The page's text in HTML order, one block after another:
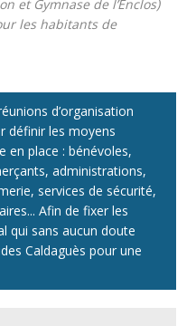
et Gymnase de l’Enclos)
les habitants de
d’organisation
définir les moyens
en place : bénévoles,
administrations,
services de sécurité,
Afin de fixer les
qui sans aucun doute
Caldaguès pour une